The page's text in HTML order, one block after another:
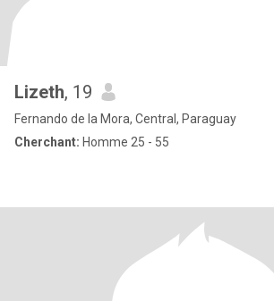
Lizeth, 19
Fernando de la Mora, Central, Paraguay
Cherchant: Homme 25 - 55